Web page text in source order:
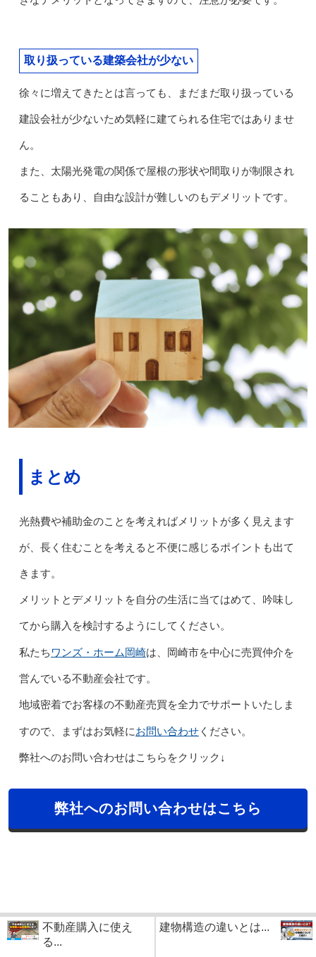
取り扱っている建築会社が少ない
徐々に増えてきたとは言っても、まだまだ取り扱っている
建設会社が少ないため気軽に建てられる住宅ではありませ
ん。
また、太陽光発電の関係で屋根の形状や間取りが制限され
ることもあり、自由な設計が難しいのもデメリットです。
まとめ
光熱費や補助金のことを考えればメリットが多く見えます
が、長く住むことを考えると不便に感じるポイントも出て
きます。
メリットとデメリットを自分の生活に当てはめて、吟味し
てから購入を検討するようにしてください。
私たち ワンズ・ホーム岡崎は、岡崎市を中心に売買仲介を
営んでいる不動産会社です。
地域密着でお客様の不動産売買を全力でサポートいたしま
すので、まずはお気軽にお問い合わせください。
弊社へのお問い合わせはこちらをクリック↓
弊社へのお問い合わせはこちら
不動産購入に使え
る...
建物構造の違いとは...